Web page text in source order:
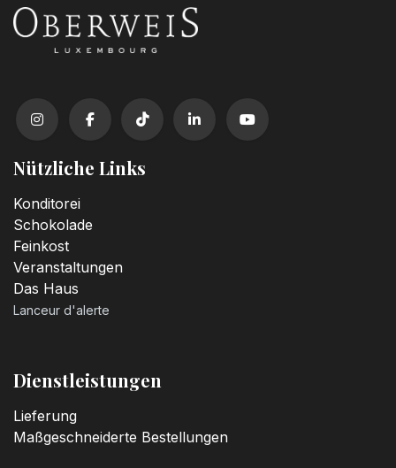
Nützliche Links
Konditorei
Schokolade
Feinkost
Veranstaltungen
Das Haus
Lanceur d'alerte
Dienstleistungen
Lieferung
Maßgeschneiderte Bestellungen